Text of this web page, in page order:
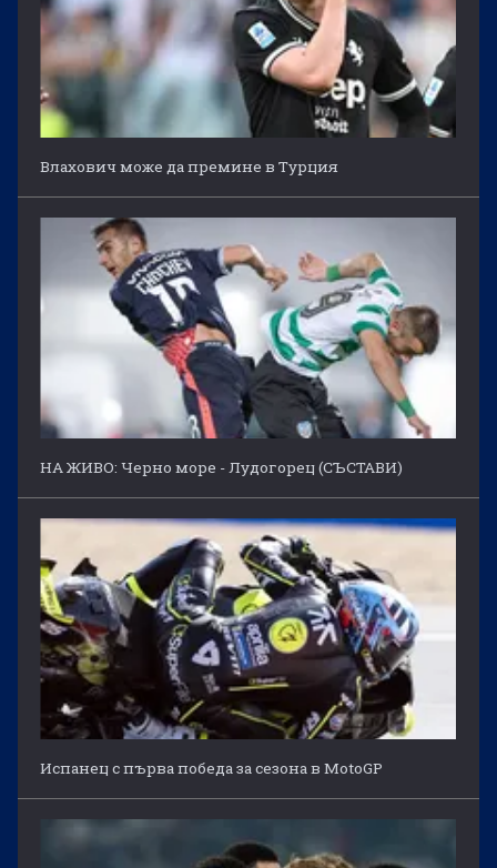
Влахович може да премине в Турция
НА ЖИВО: Черно море - Лудогорец (СЪСТАВИ)
Испанец с първа победа за сезона в MotoGP